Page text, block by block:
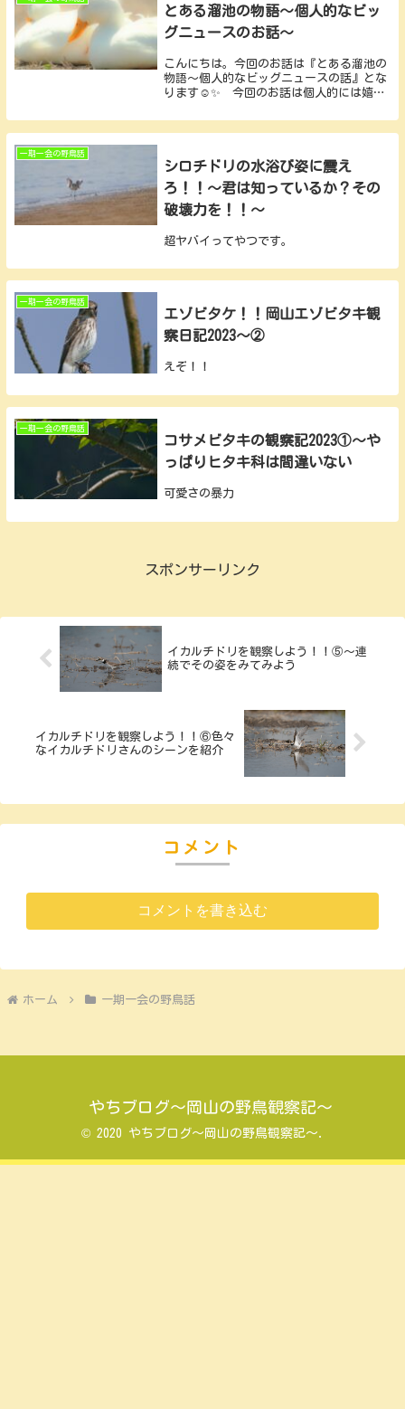
とある溜池の物語～個人的なビッ
グニュースのお話～
こんにちは。今回のお話は『とある溜池の
物語～個人的なビッグニュースの話』とな
ります☺️✨ 今回のお話は個人的には嬉し
だきました😊✨ 最後までご購読よろしく
お願いいたします(*^^*) マガモ前置き
一期一会の野鳥話
シロチドリの水浴び姿に震え
ろ！！～君は知っているか？その
破壊力を！！～
超ヤバイってやつです。
一期一会の野鳥話
エゾビタケ！！岡山エゾビタキ観
察日記2023～②
えぞ！！
一期一会の野鳥話
コサメビタキの観察記2023①～や
っぱりヒタキ科は間違いない
可愛さの暴力
スポンサーリンク
イカルチドリを観察しよう！！⑤～連
続でその姿をみてみよう
イカルチドリを観察しよう！！⑥色々
なイカルチドリさんのシーンを紹介
コメント
コメントを書き込む
ホーム 一期一会の野鳥話
やちブログ～岡山の野鳥観察記～
© 2020 やちブログ～岡山の野鳥観察記～.